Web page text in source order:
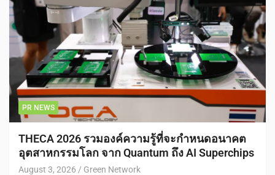
PR NEWS
THECA 2026 รวมองค์ความรู้ที่จะกำหนดอนาคต
อุตสาหกรรมโลก จาก Quantum ถึง AI Superchips
August 3, 2026 Green Network